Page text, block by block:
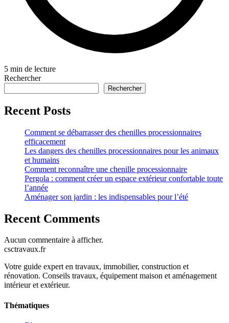
5 min de lecture
Rechercher
Rechercher
Recent Posts
Comment se débarrasser des chenilles processionnaires
efficacement
Les dangers des chenilles processionnaires pour les animaux
et humains
Comment reconnaître une chenille processionnaire
Pergola : comment créer un espace extérieur confortable toute
l’année
Aménager son jardin : les indispensables pour l’été
Recent Comments
Aucun commentaire à afficher.
csctravaux.fr
Votre guide expert en travaux, immobilier, construction et
rénovation. Conseils travaux, équipement maison et aménagement
intérieur et extérieur.
Thématiques